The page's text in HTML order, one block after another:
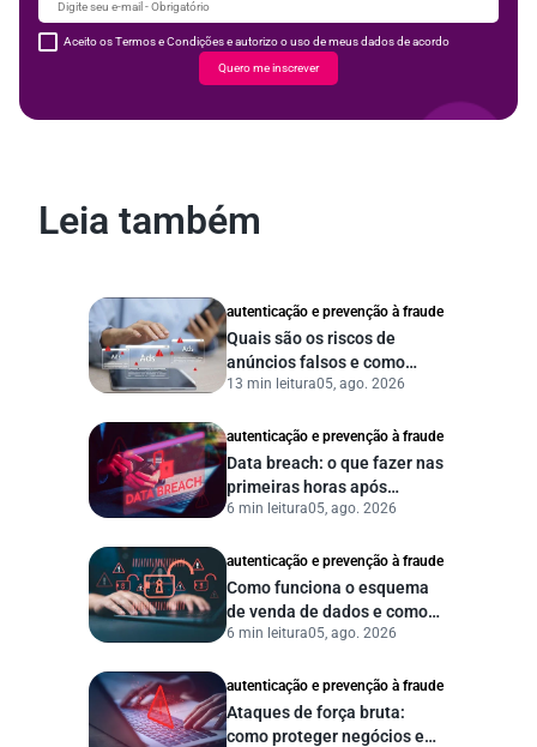
Aceito os Termos e Condições e autorizo o uso de meus dados de acordo
Quero me inscrever
Leia também
autenticação e prevenção à fraude
Quais são os riscos de
anúncios falsos e como
proteger seu negócio?
13 min leitura05, ago. 2026
autenticação e prevenção à fraude
Data breach: o que fazer nas
primeiras horas após
vazamento de dados?
6 min leitura05, ago. 2026
autenticação e prevenção à fraude
Como funciona o esquema
de venda de dados e como
proteger sua empresa?
6 min leitura05, ago. 2026
autenticação e prevenção à fraude
Ataques de força bruta:
como proteger negócios e